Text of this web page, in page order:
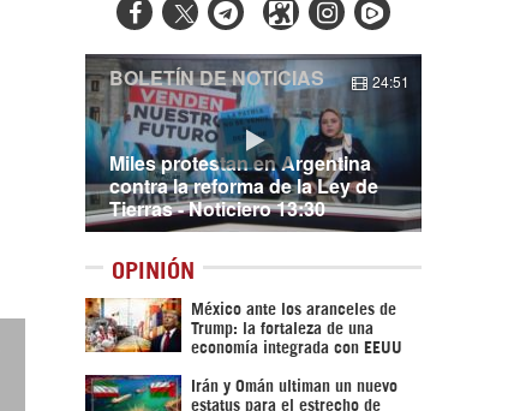
  
Miles protestan en Argentina
contra la reforma de la Ley de
Tierras - Noticiero 13:30
BOLETÍN DE NOTICIAS 24:51
OPINIÓN
México ante los aranceles de
Trump: la fortaleza de una
economía integrada con EEUU
Irán y Omán ultiman un nuevo
estatus para el estrecho de